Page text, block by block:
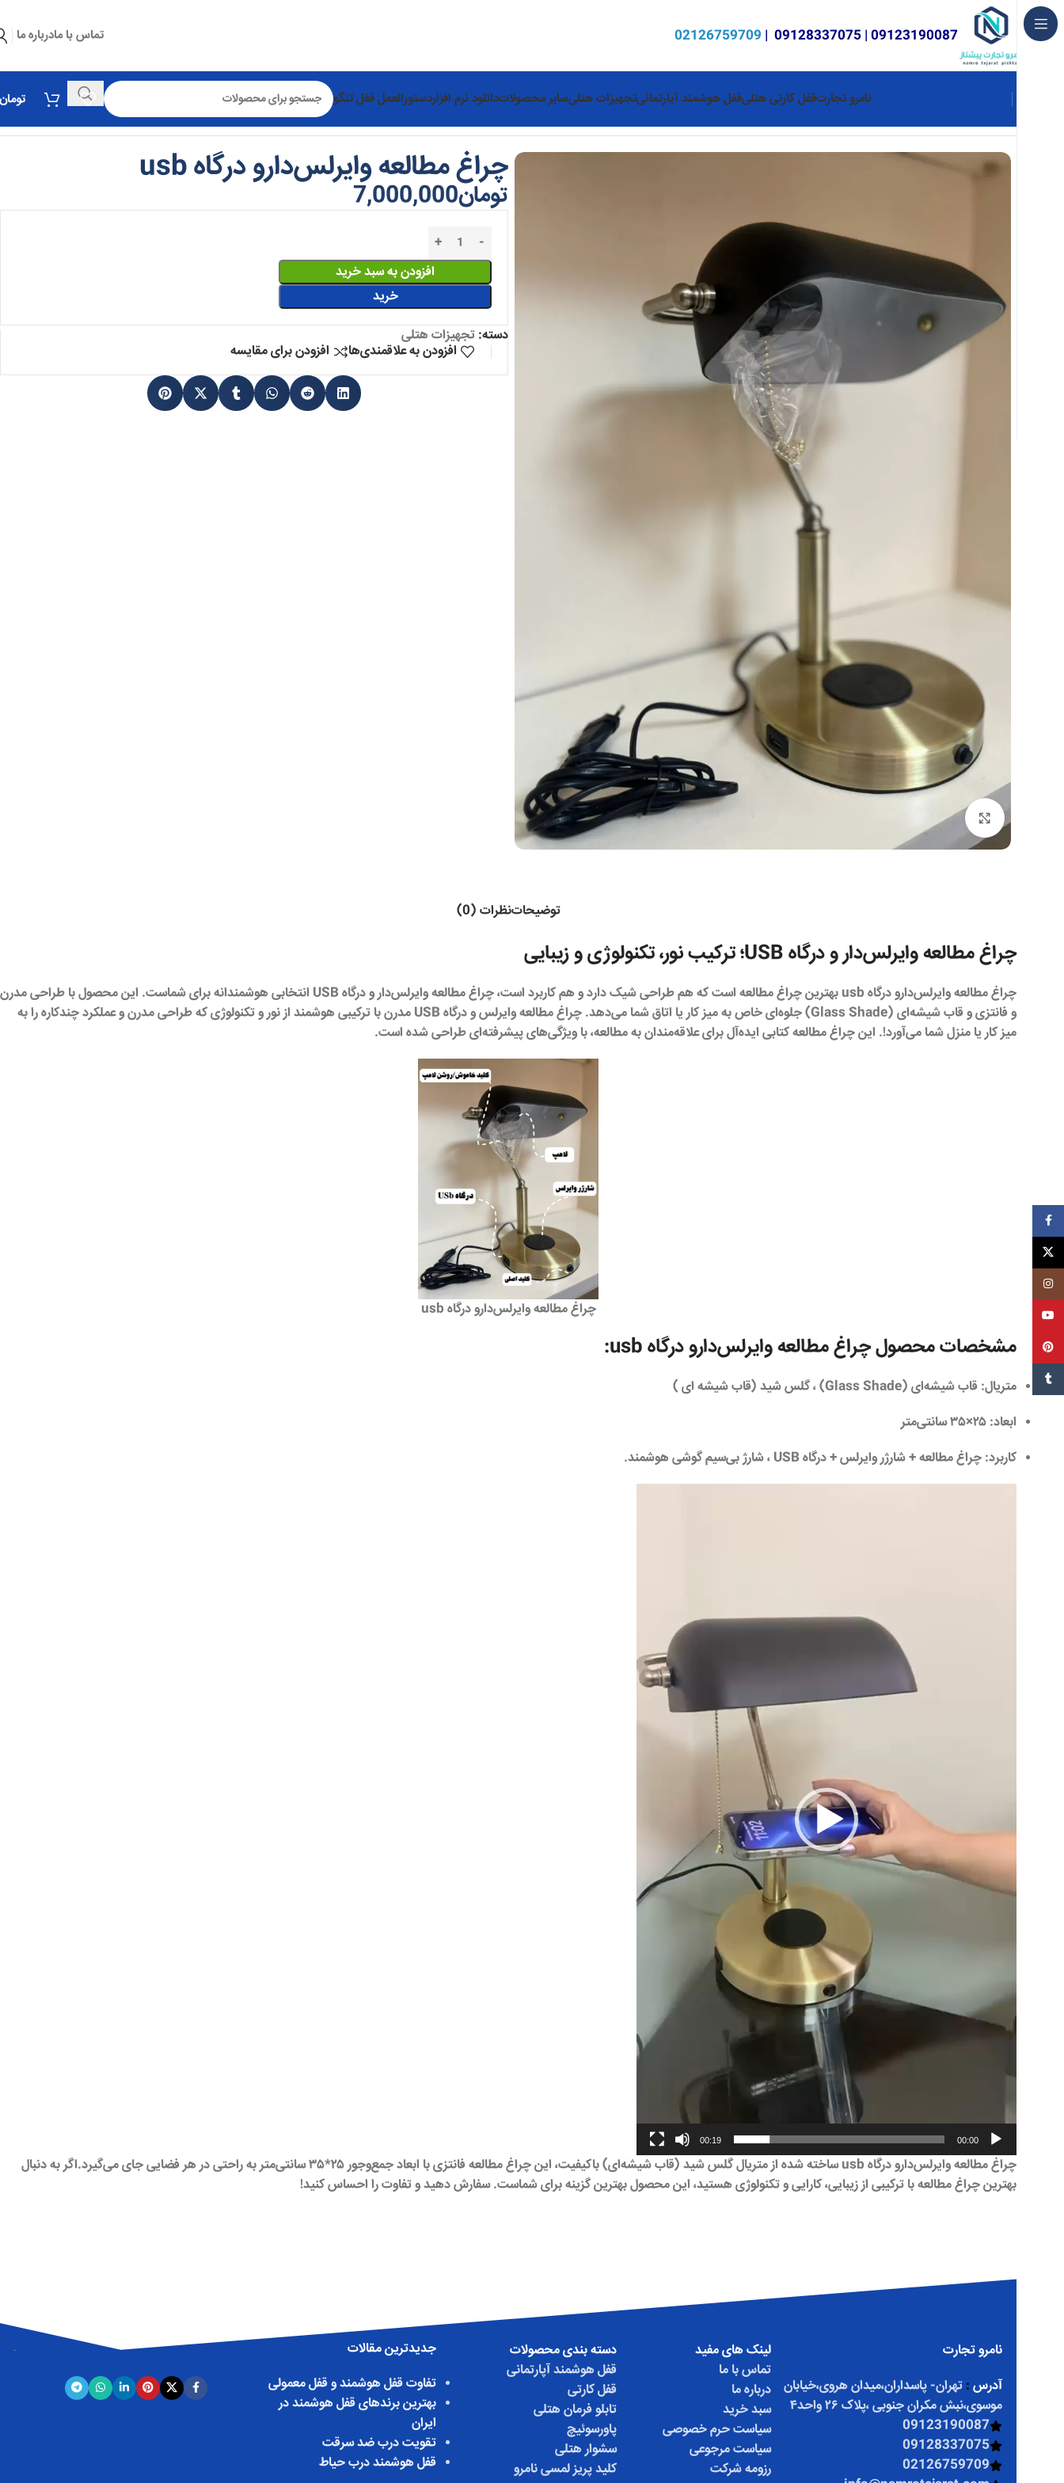
09123190087
|
09128337075
|
02126759709 تماس با مادرباره ما
نامرو تجارتقفل کارتی هتلیقفل هوشمند آپارتمانیتجهیزات هتلیسایر محصولاتدانلود نرم افزاردستورالعمل قفل تنگو تومان
برای بزرگنمایی کلیک کنید
چراغ مطالعه وایرلس‌دارو درگاه usb
تومان7,000,000
افزودن به سبد خرید
خرید
دسته: تجهیزات هتلی
افزودن به علاقمندی‌ها
افزودن برای مقایسه
توضیحاتنظرات (0)
چراغ مطالعه وایرلس‌دار و درگاه USB؛ ترکیب نور، تکنولوژی و زیبایی
چراغ مطالعه وایرلس‌دارو درگاه usb
بهترین چراغ مطالعه است که هم طراحی شیک دارد و هم کاربرد است، چراغ مطالعه وایرلس‌دار و درگاه USB انتخابی هوشمندانه برای شماست. این محصول با طراحی مدرن
و فانتزی و قاب شیشه‌ای (Glass Shade) جلوه‌ای خاص به میز کار یا اتاق شما می‌دهد. چراغ مطالعه وایرلس و درگاه USB مدرن با ترکیبی هوشمند از نور و تکنولوژی که طراحی مدرن و عملکرد چندکاره را به
میز کار یا منزل شما می‌آورد!. این چراغ مطالعه کتابی ایده‌آل برای علاقه‌مندان به مطالعه، با ویژگی‌های پیشرفته‌ای طراحی شده است.
چراغ مطالعه وایرلس‌دارو درگاه usb
مشخصات محصول چراغ مطالعه وایرلس‌دارو درگاه usb:
متریال: قاب شیشه‌ای (Glass Shade) ، گلس شید (قاب شیشه ای )
ابعاد: ۲۵×۳۵ سانتی‌متر
کاربرد: چراغ مطالعه + شارژر وایرلس + درگاه USB ، شارژ بی‌سیم گوشی هوشمند.
00:00
00:19
چراغ مطالعه وایرلس‌دارو درگاه usb ساخته شده از متریال گلس شید (قاب شیشه‌ای) باکیفیت، این چراغ مطالعه فانتزی با ابعاد جمع‌وجور ۲۵*۳۵ سانتی‌متر به راحتی در هر فضایی جای می‌گیرد.اگر به دنبال
بهترین چراغ مطالعه با ترکیبی از زیبایی، کارایی و تکنولوژی هستید، این محصول بهترین گزینه برای شماست. سفارش دهید و تفاوت را احساس کنید!
نامرو تجارت
آدرس : تهران- پاسداران،میدان هروی،خیابان
موسوی،نبش مکران جنوبی ،پلاک ۲۶ واحد۴
09123190087
09128337075
02126759709
لینک های مفید
تماس با ما
درباره ما
سبد خرید
سیاست حرم خصوصی
سیاست مرجوعی
رزومه شرکت
دسته بندی محصولات
قفل هوشمند آپارتمانی
قفل کارتی
تابلو فرمان هتلی
پاورسوئیچ
سشوار هتلی
کلید پریز لمسی نامرو
جدیدترین مقالات
تفاوت قفل هوشمند و قفل معمولی
بهترین برندهای قفل هوشمند در
ایران
تقویت درب ضد سرقت
قفل هوشمند درب حیاط
پین‌ترست
تامبل